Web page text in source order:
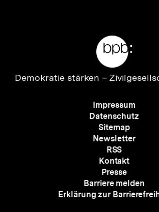
Zur
Demokratie stärken –
Meta-
Navigation
Impressum
Datenschutz
Sitemap
Newsletter
RSS
Kontakt
Presse
Barriere melden
Erklärung zur